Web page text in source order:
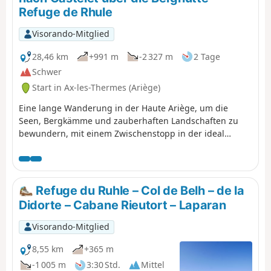
und anspruchsvoll, da sie durch Geröllfelder führt. Seien
Sie vorsichtig beim Abstieg vom Col de Lhasse, der sehr
steil ist (aber der GR® ist gut markiert).
Refuge de Rhule
Visorando-Mitglied
28,46 km
+991 m -2 327 m
2 Tage
Schwer
Start in Ax-les-Thermes (Ariège)
Eine lange Wanderung in der Haute Ariège, um die
Seen, Bergkämme und zauberhaften Landschaften zu
bewundern, mit einem Zwischenstopp in der ideal
Gelegenheit haben, den lokalen Rataf' zu probieren. Am
zweiten Tag können Sie das gesamte Gebiet von den
Bergkämmen aus bewundern.
Refuge du Ruhle – Col de Belh – de la
Didorte – Cabane Rieutort – Laparan
Visorando-Mitglied
8,55 km
+365 m
-1 005 m
3:30 Std. Mittel